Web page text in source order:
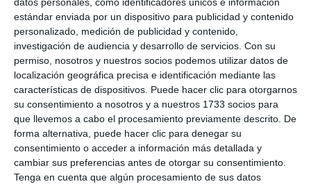
datos personales, como identificadores únicos e información
estándar enviada por un dispositivo para publicidad y contenido
personalizado, medición de publicidad y contenido,
investigación de audiencia y desarrollo de servicios. Con su
permiso, nosotros y nuestros socios podemos utilizar datos de
localización geográfica precisa e identificación mediante las
características de dispositivos. Puede hacer clic para otorgarnos
su consentimiento a nosotros y a nuestros 1733 socios para
que llevemos a cabo el procesamiento previamente descrito. De
forma alternativa, puede hacer clic para denegar su
consentimiento o acceder a información más detallada y
cambiar sus preferencias antes de otorgar su consentimiento.
Tenga en cuenta que algún procesamiento de sus datos